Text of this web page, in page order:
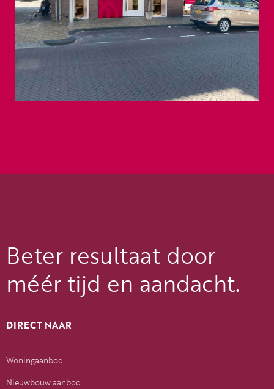
Beter resultaat door
méér tijd en aandacht.
DIRECT NAAR
Woningaanbod
Nieuwbouw aanbod